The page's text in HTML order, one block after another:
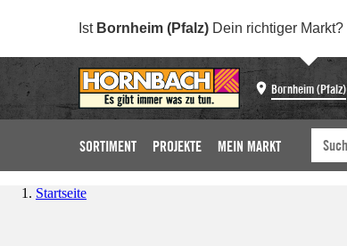
Ist Bornheim (Pfalz) Dein richtiger Markt?
Bornheim (Pfalz)
SORTIMENT PROJEKTE MEIN MARKT
Startseite